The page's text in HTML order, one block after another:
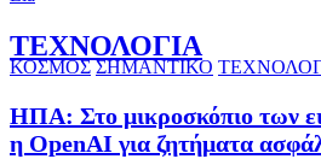
ΤΕΧΝΟΛΟΓΙΑ
ΚΟΣΜΟΣ ΣΗΜΑΝΤΙΚΟ
ΗΠΑ: Στο μικροσκόπιο των
η OpenAI για ζητήματα